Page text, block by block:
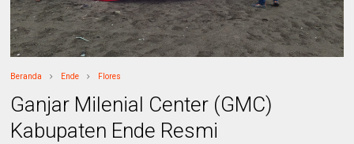
Beranda Ende Flores
Ganjar Milenial Center (GMC)
Kabupaten Ende Resmi